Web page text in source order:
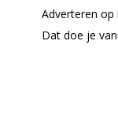
Adverteren op
Dat doe je